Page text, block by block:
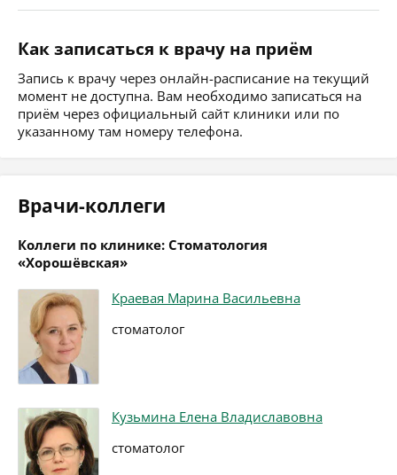
Как записаться к врачу на приём
Запись к врачу через онлайн-расписание на текущий
момент не доступна. Вам необходимо записаться на
приём через официальный сайт клиники или по
указанному там номеру телефона.
Врачи-коллеги
Коллеги по клинике: Стоматология
«Хорошёвская»
Краевая Марина Васильевна
стоматолог
Кузьмина Елена Владиславовна
стоматолог